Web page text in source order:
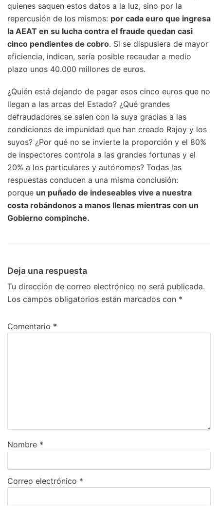
quienes saquen estos datos a la luz, sino por la
repercusión de los mismos: por cada euro que ingresa
la AEAT en su lucha contra el fraude quedan casi
cinco pendientes de cobro. Si se dispusiera de mayor
eficiencia, indican, sería posible recaudar a medio
plazo unos 40.000 millones de euros.
¿Quién está dejando de pagar esos cinco euros que no
llegan a las arcas del Estado? ¿Qué grandes
defraudadores se salen con la suya gracias a las
condiciones de impunidad que han creado Rajoy y los
suyos? ¿Por qué no se invierte la proporción y el 80%
de inspectores controla a las grandes fortunas y el
20% a los particulares y autónomos? Todas las
respuestas conducen a una misma conclusión:
porque un puñado de indeseables vive a nuestra
costa robándonos a manos llenas mientras con un
Gobierno compinche.
Deja una respuesta
Tu dirección de correo electrónico no será publicada.
Los campos obligatorios están marcados con *
Comentario *
Nombre *
Correo electrónico *